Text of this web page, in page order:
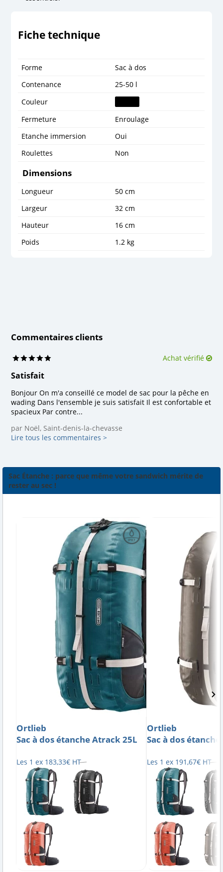
Fiche technique
Forme
Sac à dos
Contenance
25-50 l
Couleur
Fermeture
Enroulage
Etanche immersion
Oui
Roulettes
Non
Dimensions
Longueur
50 cm
Largeur
32 cm
Hauteur
16 cm
Poids
1.2 kg
Commentaires clients
Achat vérifié
Satisfait
Bonjour On m'a conseillé ce model de sac pour la pêche en
wading Dans l'ensemble je suis satisfait Il est confortable et
spacieux Par contre...
par Noël, Saint-denis-la-chevasse
Lire tous les commentaires >
Sac Étanche : parce que même votre sandwich mérite de
rester au sec !
Ortlieb
Sac à dos étanche Atrack 25L
Les 1 ex 183,33€ HT
Ortlieb
Sac à dos
Les 1 ex 191 ,67€ HT